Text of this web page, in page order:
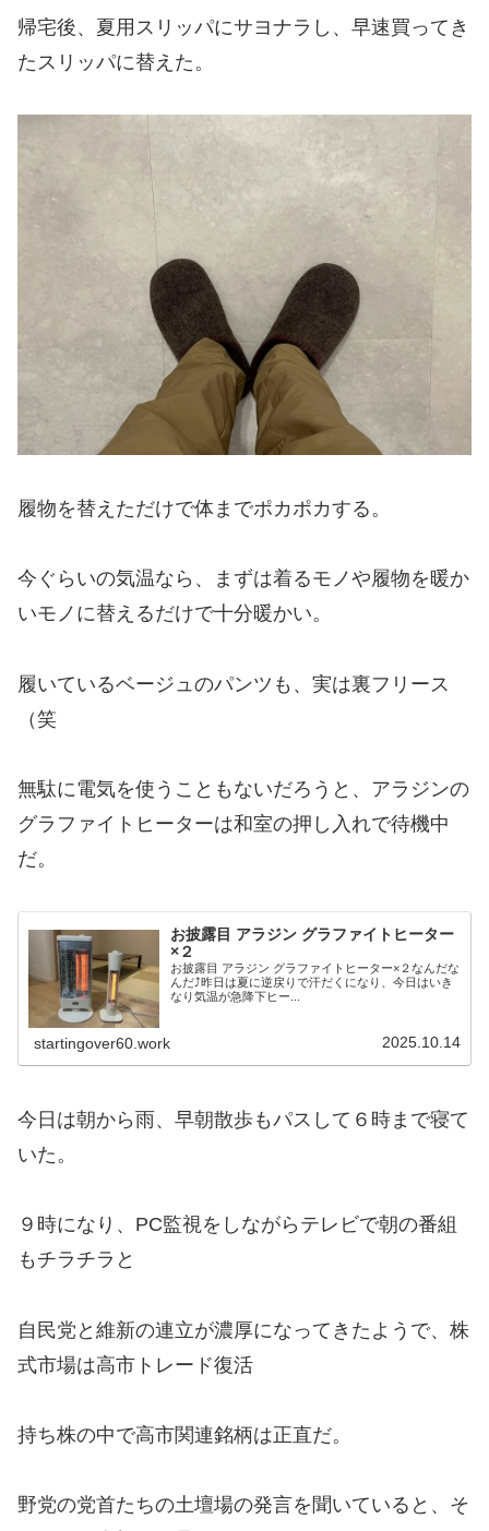
帰宅後、夏用スリッパにサヨナラし、早速買ってき
たスリッパに替えた。
履物を替えただけで体までポカポカする。
今ぐらいの気温なら、まずは着るモノや履物を暖か
いモノに替えるだけで十分暖かい。
履いているベージュのパンツも、実は裏フリース
（笑
無駄に電気を使うこともないだろうと、アラジンの
グラファイトヒーターは和室の押し入れで待機中
だ。
お披露目 アラジン グラファイトヒーター
×２
お披露目 アラジン グラファイトヒーター×２なんだな
んだ⤴昨日は夏に逆戻りで汗だくになり、今日はいき
なり気温が急降下ヒー...
startingover60.work 2025.10.14
今日は朝から雨、早朝散歩もパスして６時まで寝て
いた。
９時になり、PC監視をしながらテレビで朝の番組
もチラチラと
自民党と維新の連立が濃厚になってきたようで、株
式市場は高市トレード復活
持ち株の中で高市関連銘柄は正直だ。
野党の党首たちの土壇場の発言を聞いていると、そ